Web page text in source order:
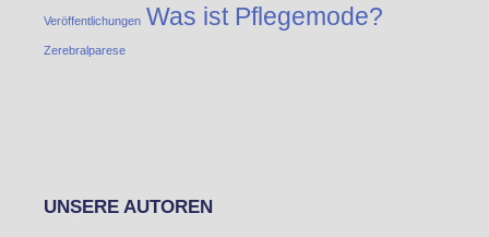
Veröffentlichungen Was ist Pflegemode?
Zerebralparese
UNSERE AUTOREN